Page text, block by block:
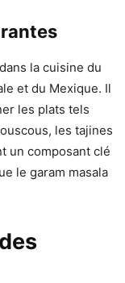
la cuisine du
et du Mexique. Il
les plats tels
les tajines
un composant clé
le garam masala